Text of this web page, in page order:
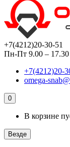
+7(4212)20-30-51
Пн-Пт 9.00 – 17.30
+7(4212)20-
omega-
0
В корзине
Везде